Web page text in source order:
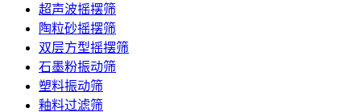
超声波摇摆筛
陶粒砂摇摆筛
双层方型摇摆筛
石墨粉振动筛
塑料振动筛
釉料过滤筛